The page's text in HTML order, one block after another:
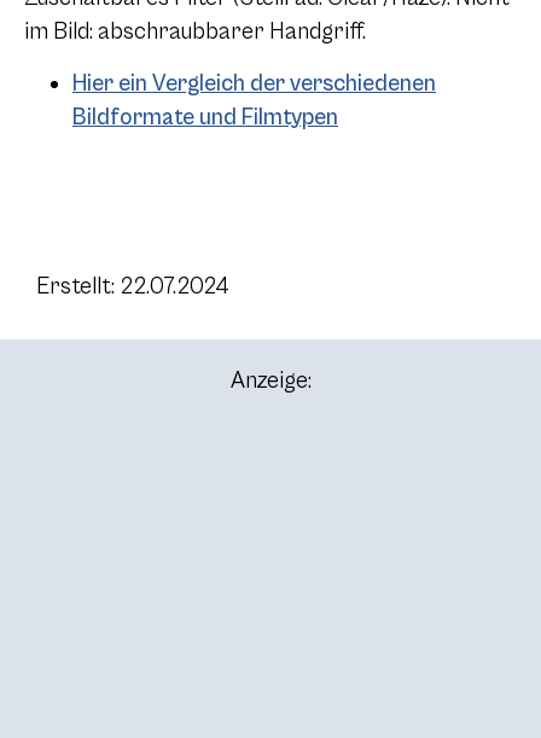
im Bild: abschraubbarer Handgriff.
Hier ein Vergleich der verschiedenen
Bildformate und Filmtypen
Erstellt: 22.07.2024
Anzeige: